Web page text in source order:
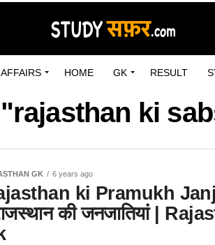
HOME GK RESULT
ki
GK 6 years ago
ki Pramukh
की जनजातियां |